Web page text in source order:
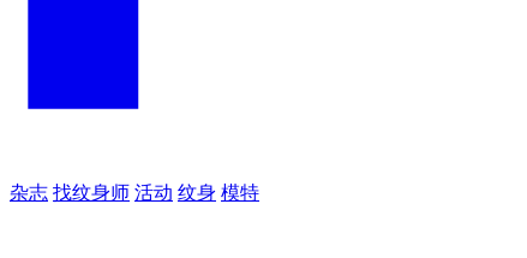
杂志 找纹身师 活动 纹身 模特